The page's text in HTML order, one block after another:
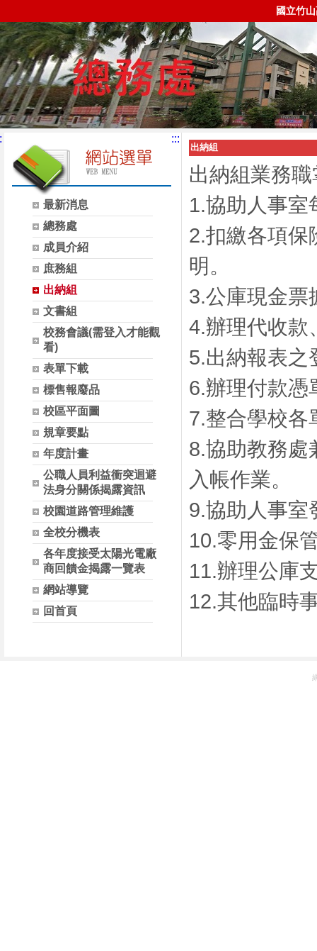
國立竹
最新消息
總務處
成員介紹
庶務組
出納組
文書組
校務會議(需登入才能觀
看)
表單下載
標售報廢品
校區平面圖
規章要點
年度計畫
公職人員利益衝突迴避
法身分關係揭露資訊
校園道路管理維護
全校分機表
各年度接受太陽光電廠
商回饋金揭露一覽表
網站導覽
回首頁
:::
出納組
出納組業務職
1.協助人事室
2.扣繳各項保
明。
3.公庫現金票
4.辦理代收款
5.出納報表之
6.辦理付款憑
7.整合學校各
8.協助教務處
入帳作業。
9.協助人事室
10.零用金保
11.辦理公庫
12.其他臨時